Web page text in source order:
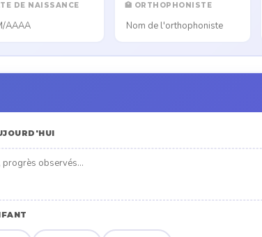
DE NAISSANCE 🏥 ORTHOPHONISTE